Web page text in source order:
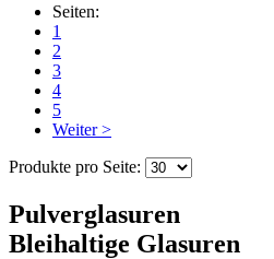
Seiten:
1
2
3
4
5
Weiter >
Produkte pro Seite:
Pulverglasuren
Bleihaltige Glasuren